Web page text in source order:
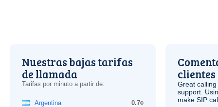
Nuestras bajas tarifas
de llamada
Tarifas por minuto a partir de:
Argentina
0.7¢
clientes
Great
support.
make SIP